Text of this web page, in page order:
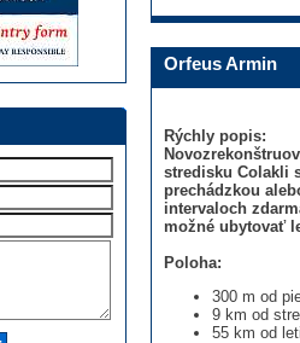
Orfeus Armin
Rýchly popis:
stredisku Colakli
prechádzkou
intervaloch
možné ubytovať
Poloha:
300 m od
9 km od
55 km od